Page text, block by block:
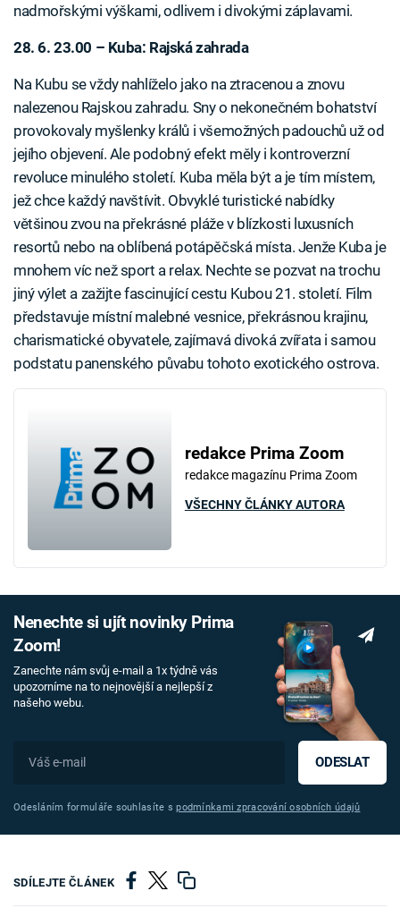
nadmořskými výškami, odlivem i divokými záplavami.
28. 6. 23.00 – Kuba: Rajská zahrada
Na Kubu se vždy nahlíželo jako na ztracenou a znovu
nalezenou Rajskou zahradu. Sny o nekonečném bohatství
provokovaly myšlenky králů i všemožných padouchů už od
jejího objevení. Ale podobný efekt měly i kontroverzní
revoluce minulého století. Kuba měla být a je tím místem,
jež chce každý navštívit. Obvyklé turistické nabídky
většinou zvou na překrásné pláže v blízkosti luxusních
resortů nebo na oblíbená potápěčská místa. Jenže Kuba je
mnohem víc než sport a relax. Nechte se pozvat na trochu
jiný výlet a zažijte fascinující cestu Kubou 21. století. Film
představuje místní malebné vesnice, překrásnou krajinu,
charismatické obyvatele, zajímavá divoká zvířata i samou
podstatu panenského půvabu tohoto exotického ostrova.
redakce Prima Zoom
redakce magazínu Prima Zoom
VŠECHNY ČLÁNKY AUTORA
Nenechte si ujít novinky Prima
Zoom!
Zanechte nám svůj e-mail a 1x týdně vás
upozorníme na to nejnovější a nejlepší z
našeho webu.
ODESLAT
Odesláním formuláře souhlasíte spodmínkami zpracování osobních údajů
SDÍLEJTE ČLÁNEK